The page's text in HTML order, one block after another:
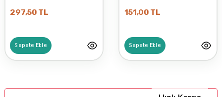
297,50 TL
Sepete Ekle
151,00 TL
Sepete Ekle